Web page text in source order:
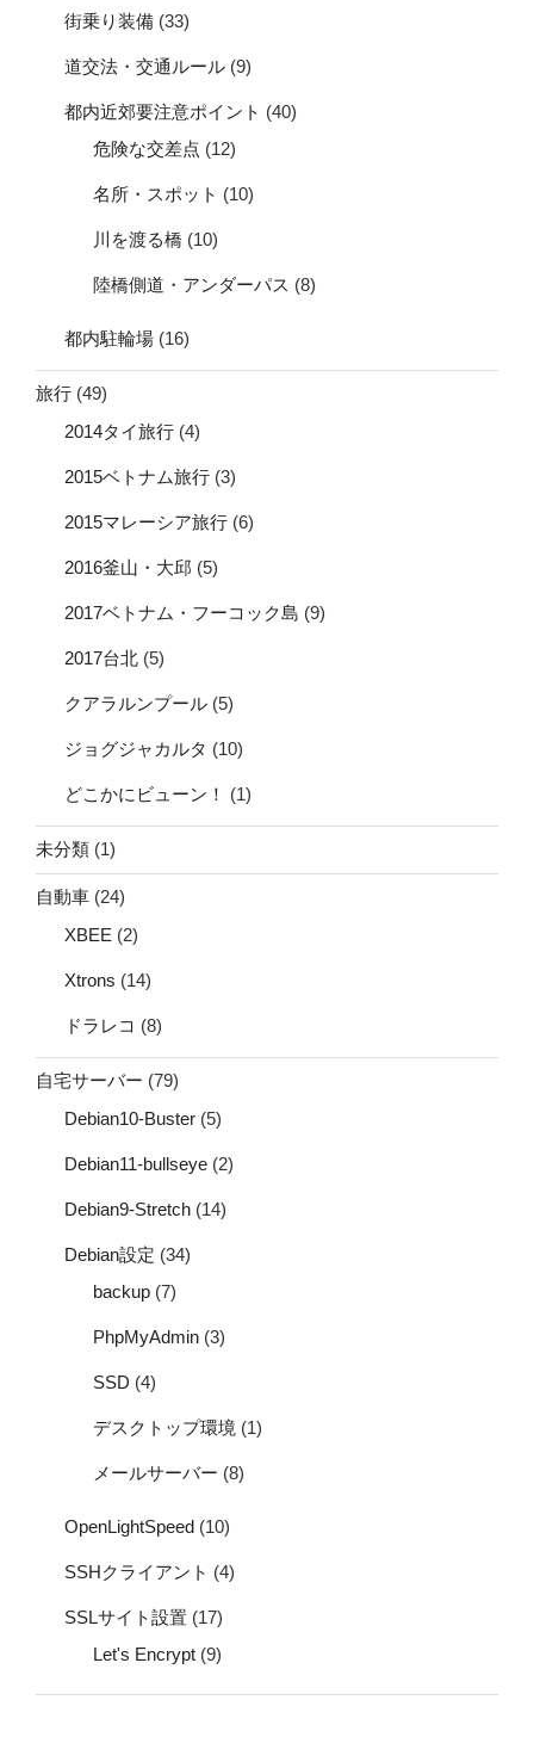
街乗り装備 (33)
道交法・交通ルール (9)
都内近郊要注意ポイント (40)
危険な交差点 (12)
名所・スポット (10)
川を渡る橋 (10)
陸橋側道・アンダーパス (8)
都内駐輪場 (16)
旅行 (49)
2014タイ旅行 (4)
2015ベトナム旅行 (3)
2015マレーシア旅行 (6)
2016釜山・大邱 (5)
2017ベトナム・フーコック島 (9)
2017台北 (5)
クアラルンプール (5)
ジョグジャカルタ (10)
どこかにビューン！ (1)
未分類 (1)
自動車 (24)
XBEE (2)
Xtrons (14)
ドラレコ (8)
自宅サーバー (79)
Debian10-Buster (5)
Debian11-bullseye (2)
Debian9-Stretch (14)
Debian設定 (34)
backup (7)
PhpMyAdmin (3)
SSD (4)
デスクトップ環境 (1)
メールサーバー (8)
OpenLightSpeed (10)
SSHクライアント (4)
SSLサイト設置 (17)
Let's Encrypt (9)